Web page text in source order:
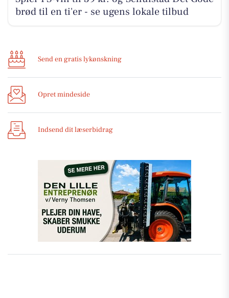
brød til en ti'er - se ugens lokale tilbud
Send en gratis lykønskning
Opret mindeside
Indsend dit læserbidrag